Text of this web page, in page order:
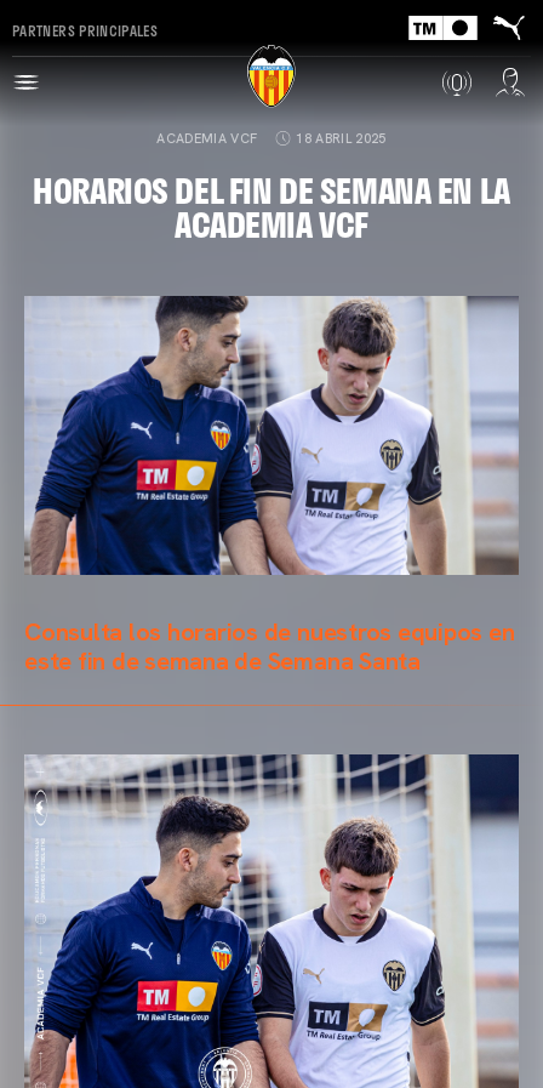
PARTNERS PRINCIPALES
ACADEMIA VCF 18 ABRIL 2025
HORARIOS DEL FIN DE SEMANA EN LA
ACADEMIA VCF
Consulta los horarios de nuestros equipos en
este fin de semana de Semana Santa